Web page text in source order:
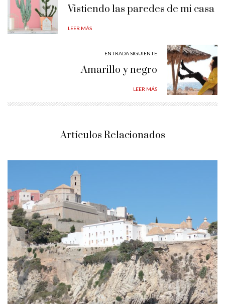
Vistiendo las paredes de mi casa
LEER MÁS
ENTRADA SIGUIENTE
Amarillo y negro
LEER MÁS
Artículos Relacionados